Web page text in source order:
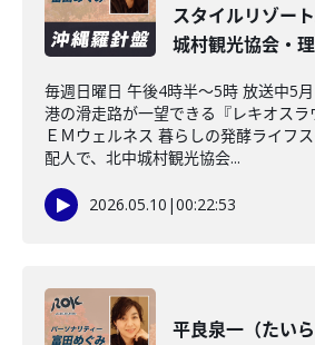
スタイルリゾー
城村観光協会・理
毎週日曜日 午後4時半～5時 放送中5
港の滑走路が一望できる『レキオスラ
ＥＭウェルネス 暮らしの発酵ライフ
配人で、北中城村観光協会...
2026.05.10 |00:22:53
平良泉一（たい